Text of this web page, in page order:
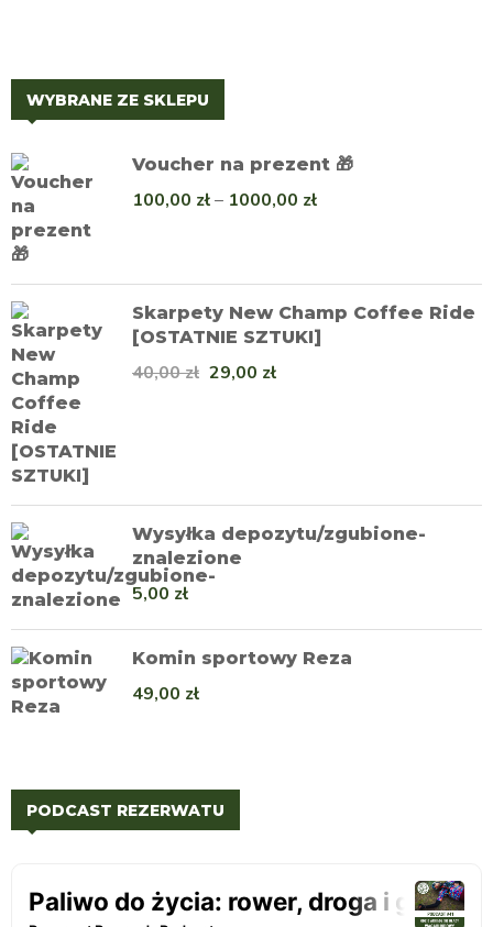
WYBRANE ZE SKLEPU
Voucher na prezent 🎁
100,00 zł– 1000,00 zł
Skarpety New Champ Coffee Ride
[OSTATNIE SZTUKI]
40,00zł 29,00 zł
Wysyłka depozytu/zgubione-
znalezione
5,00 zł
Komin sportowy Reza
49,00 zł
PODCAST REZERWATU